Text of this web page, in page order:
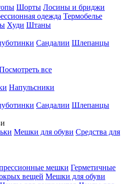
Шорты Лосины и бриджи
одежда Термобелье
Худи Штаны
Сандалии Шлепанцы
все
Напульсники
Сандалии Шлепанцы
Мешки для обуви Средства для
мешки Герметичные
вещей Мешки для обуви